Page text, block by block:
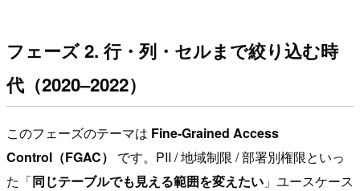
フェーズ 2. 行・列・セルまで絞り込む時
代（2020–2022）
このフェーズのテーマは Fine-Grained Access
Control（FGAC）
です。PII / 地域制限 / 部署別権限といっ
た「同じテーブルでも見える範囲を変えたい 」ユースケース